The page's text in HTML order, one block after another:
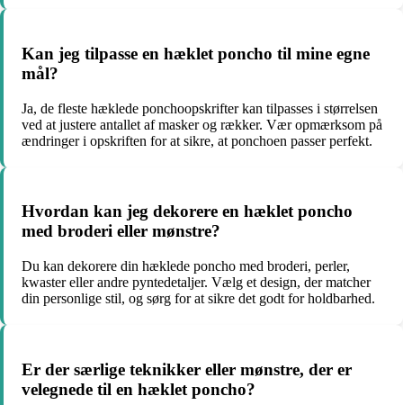
Kan jeg tilpasse en hæklet poncho til mine egne
mål?
Ja, de fleste hæklede ponchoopskrifter kan tilpasses i størrelsen
ved at justere antallet af masker og rækker. Vær opmærksom på
ændringer i opskriften for at sikre, at ponchoen passer perfekt.
Hvordan kan jeg dekorere en hæklet poncho
med broderi eller mønstre?
Du kan dekorere din hæklede poncho med broderi, perler,
kwaster eller andre pyntedetaljer. Vælg et design, der matcher
din personlige stil, og sørg for at sikre det godt for holdbarhed.
Er der særlige teknikker eller mønstre, der er
velegnede til en hæklet poncho?